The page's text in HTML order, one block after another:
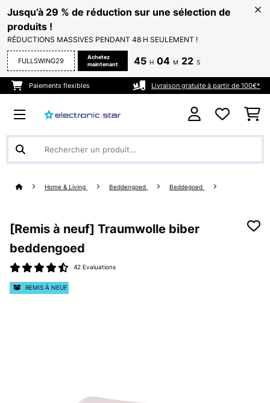
Jusqu’à 29 % de réduction sur une sélection de
produits !
RÉDUCTIONS MASSIVES PENDANT 48 H SEULEMENT !
FULLSWING29
Achetez
maintenant
45 H 04 M 22 S
Paiements flexibles Livraison gratuite à partir de 100€*
Home & Living Beddengoed Beddegoed
[Remis à neuf] Traumwolle biber
beddengoed
42 Evaluations
REMIS À NEUF